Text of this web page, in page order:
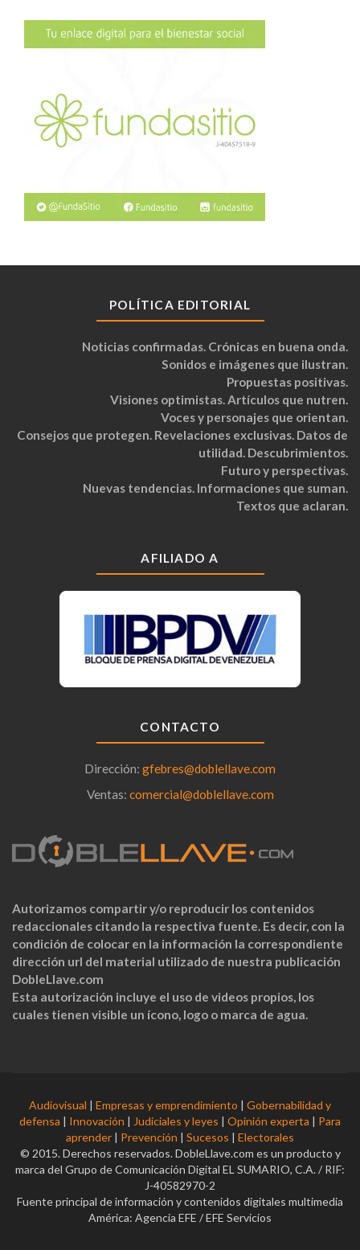
POLÍTICA EDITORIAL
Noticias confirmadas. Crónicas en buena onda.
Sonidos e imágenes que ilustran.
Propuestas positivas.
Visiones optimistas. Artículos que nutren.
Voces y personajes que orientan.
Consejos que protegen. Revelaciones exclusivas. Datos de
utilidad. Descubrimientos.
Futuro y perspectivas.
Nuevas tendencias. Informaciones que suman.
Textos que aclaran.
AFILIADO A
CONTACTO
Dirección: gfebres@doblellave.com
Ventas: comercial@doblellave.com
Autorizamos compartir y/o reproducir los contenidos
redaccionales citando la respectiva fuente. Es decir, con la
condición de colocar en la información la correspondiente
dirección url del material utilizado de nuestra publicación
DobleLlave.com
Esta autorización incluye el uso de videos propios, los
cuales tienen visible un ícono, logo o marca de agua.
Audiovisual | Empresas y emprendimiento | Gobernabilidad y
defensa | Innovación | Judiciales y leyes | Opinión experta | Para
aprender | Prevención | Sucesos | Electorales
© 2015. Derechos reservados. DobleLlave.com es un producto y
marca del Grupo de Comunicación Digital EL SUMARIO, C.A. / RIF:
J-40582970-2
Fuente principal de información y contenidos digitales multimedia
América: Agencia EFE / EFE Servicios